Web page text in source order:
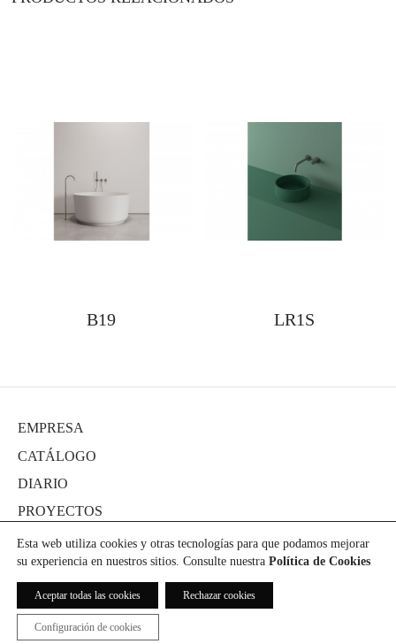
B19 LR1S
EMPRESA
CATÁLOGO
DIARIO
PROYECTOS
PRENSA
DESCARGAS
CONTACTO
ICÓNICO® 2021. All Rights Reserved.
Esta web utiliza cookies y otras tecnologías para que podamos mejorar
su experiencia en nuestros sitios. Consulte nuestra Política de Cookies
Aceptar todas las cookies Rechazar cookies
Configuración de cookies